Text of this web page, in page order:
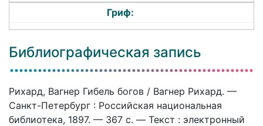
Гриф:
Библиографическая запись
Рихард, Вагнер Гибель богов / Вагнер Рихард. —
Санкт-Петербург : Российская национальная
библиотека, 1897. — 367 c. — Текст : электронный